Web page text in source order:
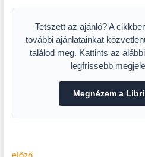
Tetszett az ajánló? A
további ajánlatainkat
találod meg. Kattints az
legfrissebb
Megnézem a
előzőElőző